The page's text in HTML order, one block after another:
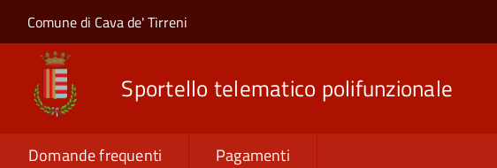
Salta al contenuto principale
Skip to site navigation
Comune di Cava de' Tirreni
Sportello telematico polifunzionale
Domande frequenti Pagamenti